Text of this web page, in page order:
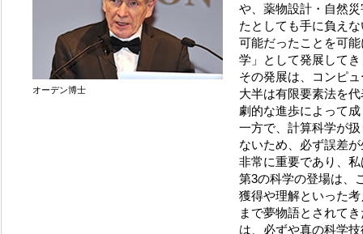
オーデン博士
や、薬物設計・自然
たとしても手に負え
可能だったことを可
学」として発展して
その発展は、コンピ
大半は有限要素法を
劇的な進歩によって
一方で、計算科学が
ないため、必ず誤差
非常に重要であり、
第3の科学の登場は、
獲得や理解といった
まで夢物語とされて
は、必ずや真の科学